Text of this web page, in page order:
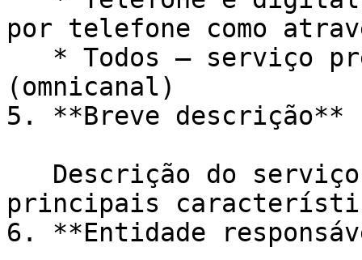
por telefone como
(omnicanal)
5. **Breve descrição**
principais
6. **Entidade